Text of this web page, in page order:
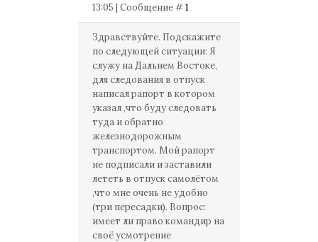
13:05 | Сообщение #1
Здравствуйте. Подскажите
по следующей ситуации: Я
служу на Дальнем Востоке,
для следования в отпуск
написал рапорт в котором
указал ,что буду следовать
туда и обратно
железнодорожным
транспортом. Мой рапорт
не подписали и заставили
лететь в отпуск самолётом
,что мне очень не удобно
(три пересадки). Вопрос:
имеет ли право командир на
своё усмотрение